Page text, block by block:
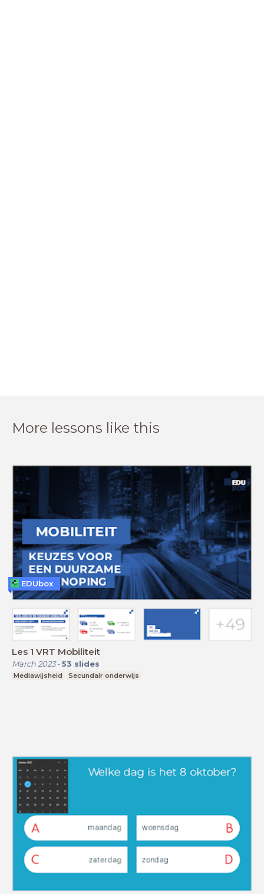
More lessons like this
Les 1 VRT Mobiliteit
March 2023- 53 slides
Mediawijsheid Secundair onderwijs
EDUbox